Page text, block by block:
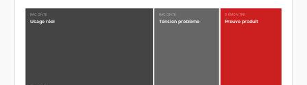
RACONTE
Usage réel
RACONTE
Tension problème
DÉMONTRE
Preuve produit